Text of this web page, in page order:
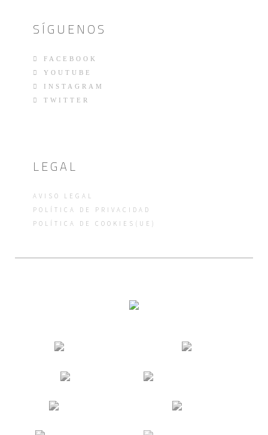
SÍGUENOS
FACEBOOK
YOUTUBE
INSTAGRAM
TWITTER
LEGAL
AVISO LEGAL
POLÍTICA DE PRIVACIDAD
POLÍTICA DE COOKIES(UE)